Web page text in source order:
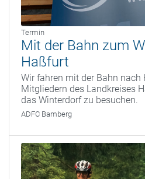
Termin
Mit der Bahn zum
Haßfurt
Wir fahren mit der Bahn
Mitgliedern des Landkreises
das Winterdorf zu besuchen.
ADFC Bamberg